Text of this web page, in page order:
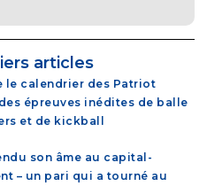
articles
le calendrier des Patriot
épreuves inédites de balle
et de kickball
son âme au capital-
– un pari qui a tourné au